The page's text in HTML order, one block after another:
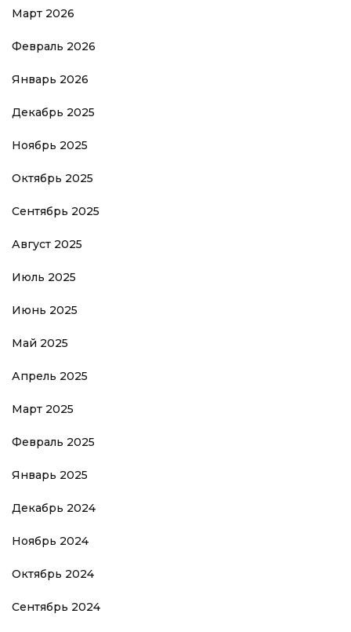
Март 2026
Февраль 2026
Январь 2026
Декабрь 2025
Ноябрь 2025
Октябрь 2025
Сентябрь 2025
Август 2025
Июль 2025
Июнь 2025
Май 2025
Апрель 2025
Март 2025
Февраль 2025
Январь 2025
Декабрь 2024
Ноябрь 2024
Октябрь 2024
Сентябрь 2024